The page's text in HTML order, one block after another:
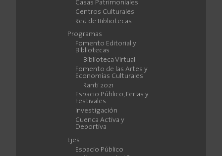
Casas Patrimoniales
Centros Culturales
Red de Bibliotecas
Programas
Fomento Editorial y
Bibliotecas
Biblioteca Virtual
Fomento de las Artes y
Economías Culturales
Ranti 2021
Espacio Público, Ferias y
Festivales
Investigación
Cuenca Activa y
Deportiva
Ejes
Espacio Público